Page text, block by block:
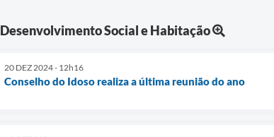
Desenvolvimento Social e Habitação
20 DEZ 2024 - 12h16
Conselho do Idoso realiza a última reunião do ano